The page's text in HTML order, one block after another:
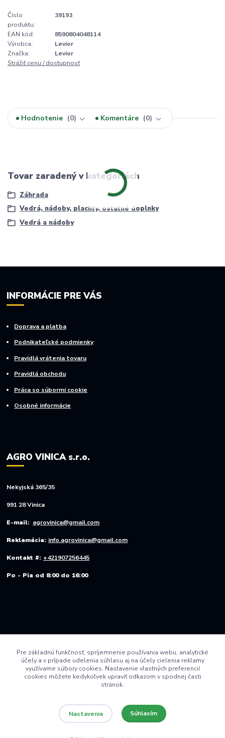
Číslo
produktu:
39193
EAN kód:
8590804048114
Výrobca:
Levior
Značka:
Levior
Strážiť cenu / dostupnosť
Hodnotenie 0 Komentáre 0
Tovar zaradený v kategóriách
Záhrada
Vedrá, nádoby, plachty, ostatné doplnky
Vedrá a nádoby
INFORMÁCIE PRE VÁS
Doprava a platba
Podnikateľské podmienky
Pravidlá vrátenia tovaru
Pravidlá obchodu
Práca so súbormi cookie
Osobné informácie
AGRO VINICA s.r.o.
Nekyjská 365/35
991 28 Vinica
E-mail: agrovinica@gmail.com
Reklamácia: info.agrovinica@gmail.com
Kontakt #: +421907256445
Po - Pia od 8:00 do 16:00
Pre základnú funkčnosť, spríjemnenie používania webu, analytické
účely a v prípade udelenia súhlasu aj na účely cielenia reklamy
využívame súbory cookies. Nastavenie vlastných preferencií
cookies môžete kedykoľvek upraviť odkazom v spodnej časti
stránok.
Nastavenia Súhlasím